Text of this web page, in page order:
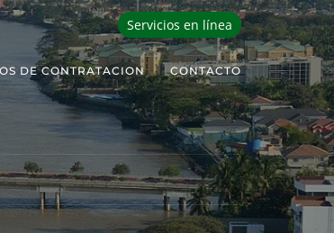
Servicios en línea
DE CONTRATACION CONTACTO